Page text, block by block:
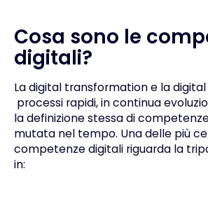
Cosa sono le
digitali?
La digital transformation e la
processi rapidi, in continua
la definizione stessa di
mutata nel tempo. Una delle più
competenze digitali riguarda la
in: